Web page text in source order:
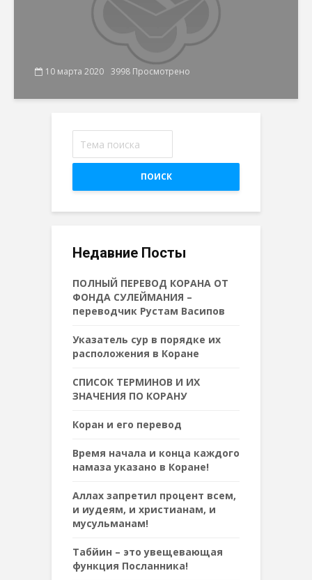
10 марта 2020 3998 Просмотрено
ПОИСК
Недавние Посты
ПОЛНЫЙ ПЕРЕВОД КОРАНА ОТ
ФОНДА СУЛЕЙМАНИЯ –
переводчик Рустам Васипов
Указатель сур в порядке их
расположения в Коране
СПИСОК ТЕРМИНОВ И ИХ
ЗНАЧЕНИЯ ПО КОРАНУ
Коран и его перевод
Время начала и конца каждого
намаза указано в Коране!
Аллах запретил процент всем,
и иудеям, и христианам, и
мусульманам!
Табйин – это увещевающая
функция Посланника!